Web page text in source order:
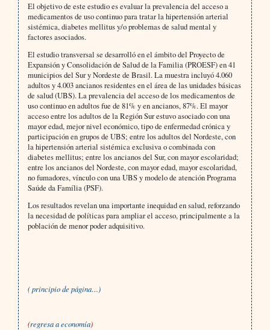
El objetivo de este estudio es evaluar la prevalencia del acceso a
medicamentos de uso continuo para tratar la hipertensión arterial
sistémica, diabetes mellitus y/o problemas de salud mental y
factores asociados.
El estudio transversal se desarrolló en el ámbito del Proyecto de
Expansión y Consolidación de Salud de la Familia (PROESF) en 41
municipios del Sur y Nordeste de Brasil. La muestra incluyó 4.060
adultos y 4.003 ancianos residentes en el área de las unidades básicas
de salud (UBS). La prevalencia del acceso de los medicamentos de
uso continuo en adultos fue de 81% y en ancianos, 87%. El mayor
acceso entre los adultos de la Región Sur estuvo asociado con una
mayor edad, mejor nivel económico, tipo de enfermedad crónica y
participación en grupos de UBS; entre los adultos del Nordeste, con
la hipertensión arterial sistémica exclusiva o combinada con
diabetes mellitus; entre los ancianos del Sur, con mayor escolaridad;
entre los ancianos del Nordeste, con mayor edad, mayor escolaridad,
no fumadores, vínculo con una UBS y modelo de atención Programa
Saúde da Família (PSF).
Los resultados revelan una importante inequidad en salud, reforzando
la necesidad de políticas para ampliar el acceso, principalmente a la
población de menor poder adquisitivo.
( principio de página…)
(regresa a economía)